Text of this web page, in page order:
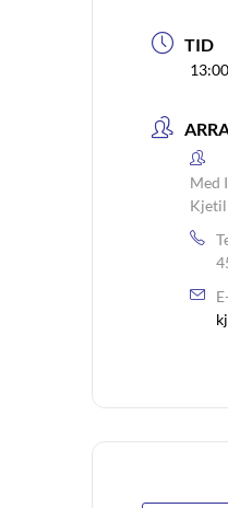
TID
Med
Kjetil